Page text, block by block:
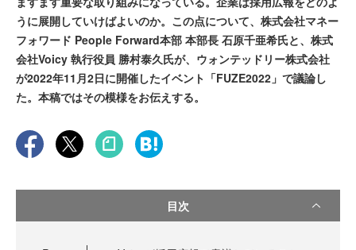
うに展開していけばよいのか。この点について、株式会社マネー
フォワード People Forward本部 本部長 石原千亜希氏と、株式
会社Voicy 執行役員 勝村泰久氏が、ウォンテッドリー株式会社
が2022年11月2日に開催したイベント「FUZE2022」で議論し
た。本稿ではその模様をお伝えする。
目次